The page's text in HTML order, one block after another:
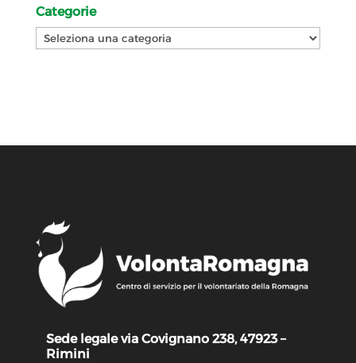
Categorie
Categorie
Sede legale via Covignano 238, 47923 –
Rimini